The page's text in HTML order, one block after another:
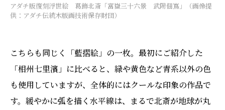
アダチ版復刻浮世絵 葛飾北斎「富嶽三十六景 武陽佃嶌」（画像提
供：アダチ伝統木版画技術保存財団）
こちらも同じく「藍摺絵」の一枚。最初にご紹介した
「相州七里濱」に比べると、緑や黄色など青系以外の色
も使用していますが、全体的にはクールな印象の作品で
す。緩やかに弧を描く水平線は、まるで北斎が地球が丸